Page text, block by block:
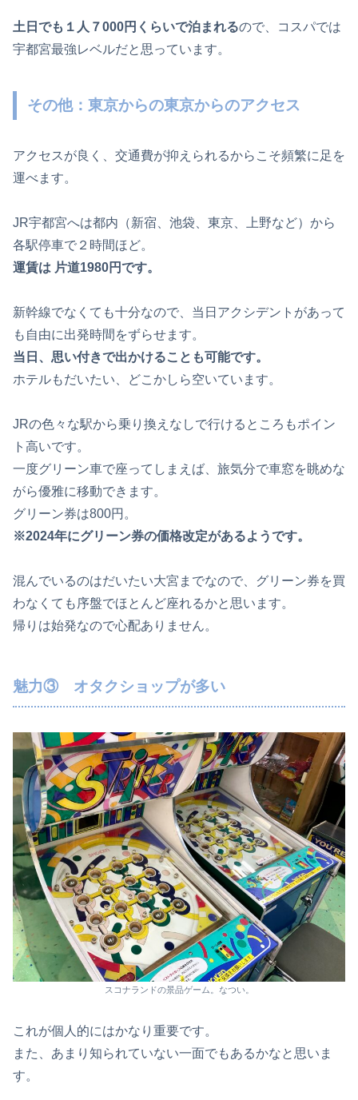
土日でも１人７000円くらいで泊まれるので、コスパでは
宇都宮最強レベルだと思っています。
その他：東京からの東京からのアクセス
アクセスが良く、交通費が抑えられるからこそ頻繁に足を
運べます。
JR宇都宮へは都内（新宿、池袋、東京、上野など）から
各駅停車で２時間ほど。
運賃は 片道1980円です。
新幹線でなくても十分なので、当日アクシデントがあって
も自由に出発時間をずらせます。
当日、思い付きで出かけることも可能です。
ホテルもだいたい、どこかしら空いています。
JRの色々な駅から乗り換えなしで行けるところもポイン
ト高いです。
一度グリーン車で座ってしまえば、旅気分で車窓を眺めな
がら優雅に移動できます。
グリーン券は800円。
※2024年にグリーン券の価格改定があるようです。
混んでいるのはだいたい大宮までなので、グリーン券を買
わなくても序盤でほとんど座れるかと思います。
帰りは始発なので心配ありません。
魅力③ オタクショップが多い
スコナランドの景品ゲーム。なつい。
これが個人的にはかなり重要です。
また、あまり知られていない一面でもあるかなと思いま
す。